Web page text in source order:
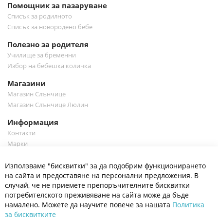
Помощник за пазаруване
Списък за родилното
Списък за новородено бебе
Полезно за родителя
Училище за бременни
Избор на бебешка количка
Магазини
Магазин Слънчице
Магазин Слънчице Люлин
Информация
Контакти
Марки
Полезно
Общи условия
Политика за поверителност
Платформа за OPC
Доставка и плащане
Използваме "бисквитки" за да подобрим функционирането
на сайта и предоставяне на персонални предложения. В
случай, че не приемете препоръчителните бисквитки
потребителското преживяване на сайта може да бъде
намалено. Можете да научите повече за нашата Политика
за бисквитките